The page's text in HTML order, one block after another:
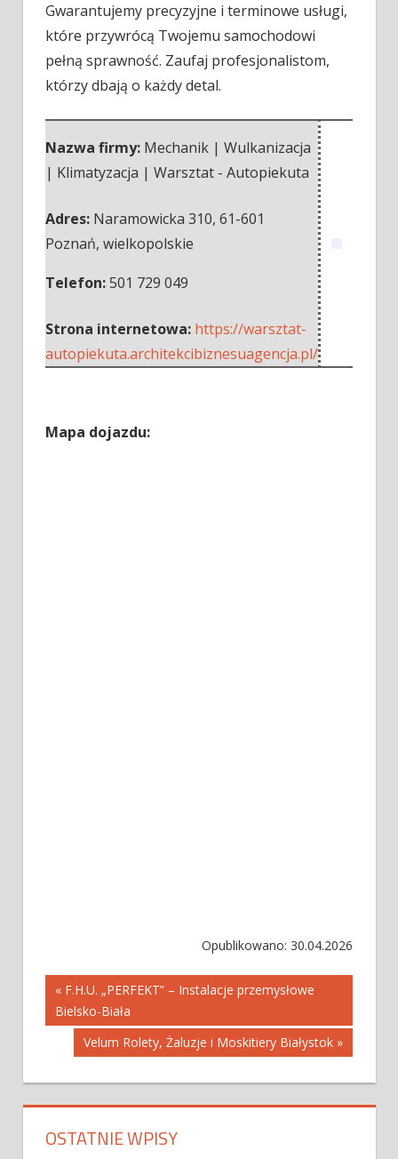
Gwarantujemy precyzyjne i terminowe usługi,
które przywrócą Twojemu samochodowi
pełną sprawność. Zaufaj profesjonalistom,
którzy dbają o każdy detal.
Nazwa firmy: Mechanik | Wulkanizacja
| Klimatyzacja | Warsztat - Autopiekuta
Adres: Naramowicka 310, 61-601
Poznań, wielkopolskie
Telefon:501 729 049
Strona internetowa: https://warsztat-
autopiekuta.architekcibiznesuagencja.pl/
Mapa dojazdu:
Opublikowano: 30.04.2026
Nawigacja
wpisu
« F.H.U. „PERFEKT” – Instalacje przemysłowe
Bielsko-Biała
Velum Rolety, Żaluzje i Moskitiery Białystok »
OSTATNIE WPISY